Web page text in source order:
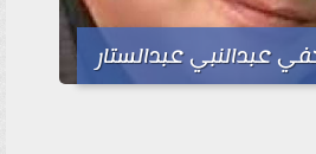
عبدالنبي عبدالستار